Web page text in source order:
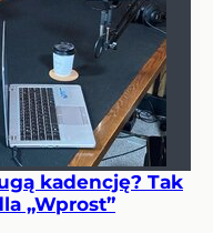
kadencję? Tak
„Wprost”